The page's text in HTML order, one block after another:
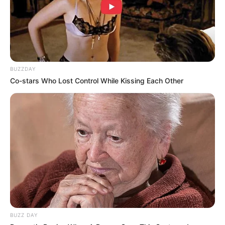
BUZZDAY
Co-stars Who Lost Control While Kissing Each Other
BUZZ DAY